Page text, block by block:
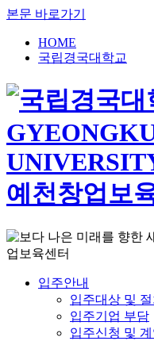
본문 바로가기
HOME
국립경국대학교
예천창업보
입주안내
입주대상 및
입주기업 부담
입주신청 및